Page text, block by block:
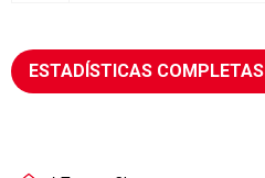
ESTADÍSTICAS COMPLETAS